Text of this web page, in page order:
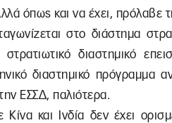
όπως και να έχει, πρόλαβε
στο διάστημα
διαστημικό
διαστημικό πρόγραμμα
ΕΣΣΔ, παλιότερα.
και Ινδία δεν έχει